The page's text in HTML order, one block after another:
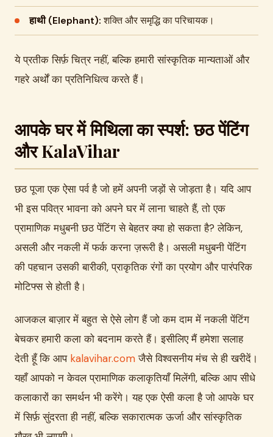
हाथी (Elephant):शक्ति और समृद्धि का परिचायक।
ये प्रतीक सिर्फ़ चित्र नहीं, बल्कि हमारी सांस्कृतिक मान्यताओं और
गहरे अर्थों का प्रतिनिधित्व करते हैं।
आपके घर में मिथिला का स्पर्श: छठ पेंटिंग
और KalaVihar
छठ पूजा एक ऐसा पर्व है जो हमें अपनी जड़ों से जोड़ता है। यदि आप
भी इस पवित्र भावना को अपने घर में लाना चाहते हैं, तो एक
प्रामाणिक मधुबनी छठ पेंटिंग से बेहतर क्या हो सकता है? लेकिन,
असली और नकली में फर्क करना ज़रूरी है। असली मधुबनी पेंटिंग
की पहचान उसकी बारीकी, प्राकृतिक रंगों का प्रयोग और पारंपरिक
मोटिफ्स से होती है।
आजकल बाज़ार में बहुत से ऐसे लोग हैं जो कम दाम में नकली पेंटिंग
बेचकर हमारी कला को बदनाम करते हैं। इसीलिए मैं हमेशा सलाह
देती हूँ कि आप kalavihar.comजैसे विश्वसनीय मंच से ही खरीदें।
यहाँ आपको न केवल प्रामाणिक कलाकृतियाँ मिलेंगी, बल्कि आप सीधे
कलाकारों का समर्थन भी करेंगे। यह एक ऐसी कला है जो आपके घर
में सिर्फ़ सुंदरता ही नहीं, बल्कि सकारात्मक ऊर्जा और सांस्कृतिक